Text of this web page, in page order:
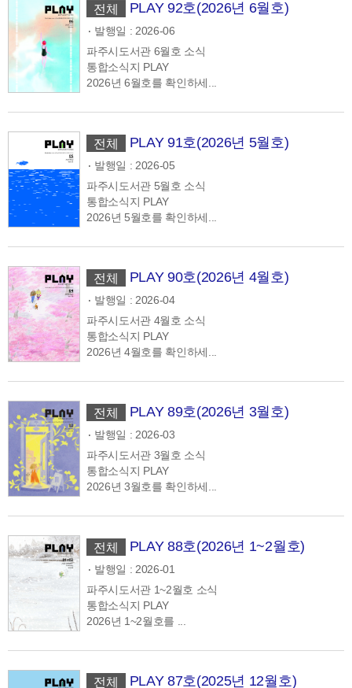
전체 PLAY 92호(2026년 6월호)
발행일 : 2026-06
파주시도서관 6월호 소식
통합소식지 PLAY
2026년 6월호를 확인하세...
전체 PLAY 91호(2026년 5월호)
발행일 : 2026-05
파주시도서관 5월호 소식
통합소식지 PLAY
2026년 5월호를 확인하세...
전체 PLAY 90호(2026년 4월호)
발행일 : 2026-04
파주시도서관 4월호 소식
통합소식지 PLAY
2026년 4월호를 확인하세...
전체 PLAY 89호(2026년 3월호)
발행일 : 2026-03
파주시도서관 3월호 소식
통합소식지 PLAY
2026년 3월호를 확인하세...
전체 PLAY 88호(2026년 1~2월호)
발행일 : 2026-01
파주시도서관 1~2월호 소식
통합소식지 PLAY
2026년 1~2월호를 ...
전체 PLAY 87호(2025년 12월호)